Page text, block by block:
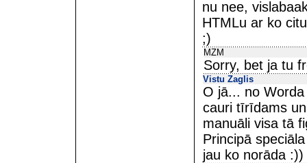
nu nee,
HTMLu ar ko
;)
MZM
Sorry, bet ja tu
Vistu Zaglis
O jā... no
cauri tīrīdams
manuāli visa tā
Principā
jau ko norāda :))